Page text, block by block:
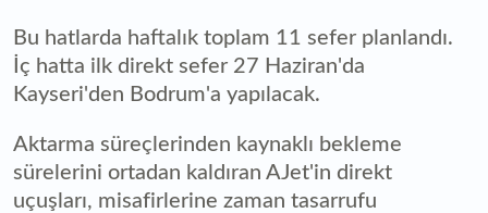
Bu hatlarda haftalık toplam 11 sefer planlandı.
İç hatta ilk direkt sefer 27 Haziran'da
Kayseri'den Bodrum'a yapılacak.
Aktarma süreçlerinden kaynaklı bekleme
sürelerini ortadan kaldıran AJet'in direkt
uçuşları, misafirlerine zaman tasarrufu